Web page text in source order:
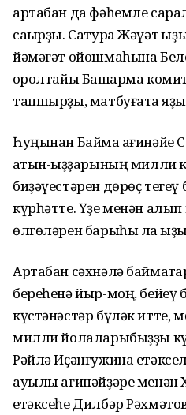
артабан да фәһемле
саҡырҙы. Сатура Жәүәт
йәмәғәт ойошмаһына
ҡоролтайы Башҡарма
тапшырҙы, матбуғатҡа
Һуңынан Баймаҡ ағинәйе
ҡатын-ҡыҙҙарының милли
биҙәүестәрен дөрөҫ
күрһәтте. Үҙе менән алып
өлгөләрен барыһы ла
Артабан сәхнәлә
береһенә йыр-моң, бейеү
күстәнәстәр бүләк итте,
милли йолаларыбыҙҙы
Рәйлә Иҫәнғужина
ауылы ағинәйҙәре менән
етәксеһе Дилбәр